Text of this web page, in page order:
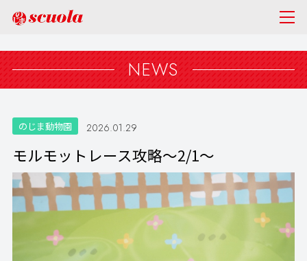
NEWS
のじま動物園 2026.01.29
モルモットレース攻略～2/1～